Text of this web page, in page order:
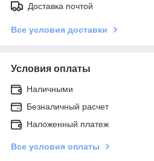
Доставка почтой
Все условия доставки
Условия оплаты
Наличными
Безналичный расчет
Наложенный платеж
Все условия оплаты